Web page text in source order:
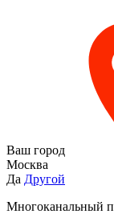
Ваш город
Москва
Да Другой
Многоканальный